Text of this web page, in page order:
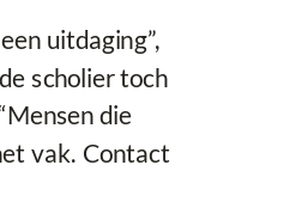
uitdaging”,
scholier toch
die
vak. Contact